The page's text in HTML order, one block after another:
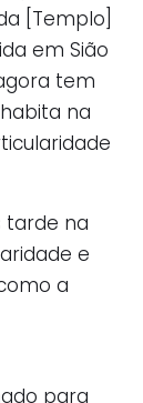
[Templo]
em Sião
tem
na
tarde na
e
a
para